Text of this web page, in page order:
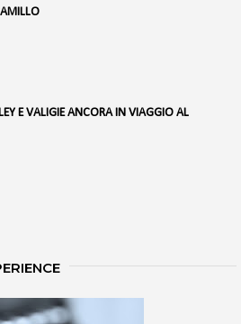
E VALIGIE ANCORA IN VIAGGIO AL